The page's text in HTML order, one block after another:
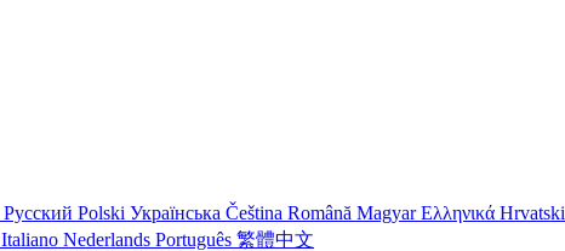
Русский Polski Українська Čeština Română MagyarΕλληνικά Hrvatski
Italiano Nederlands Português 繁體中文